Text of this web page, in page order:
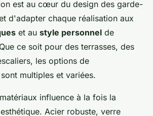
est au cœur du design des garde-
d'adapter chaque réalisation aux
et au style personnel de
ce soit pour des terrasses, des
les options de
multiples et variées.
influence à la fois la
Acier robuste, verre